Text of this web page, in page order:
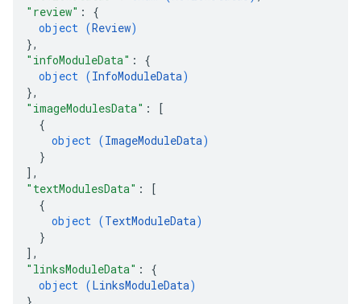
"review" : {
object (Review)
},
"infoModuleData" : {
object (InfoModuleData)
},
"imageModulesData" :
[
{
object (ImageModuleData)
}
] ,
"textModulesData" :
[
{
object (TextModuleData)
}
] ,
"linksModuleData" : {
object (LinksModuleData)